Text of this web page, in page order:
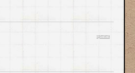
цитата